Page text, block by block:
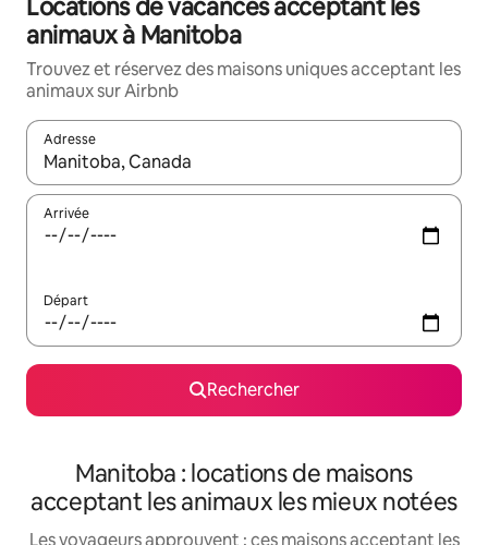
Locations de vacances acceptant les
animaux à Manitoba
Trouvez et réservez des maisons uniques acceptant les
animaux sur Airbnb
Adresse
Lorsque les résultats s'affichent, utilisez les flèches vers le
Arrivée
Départ
Rechercher
Manitoba : locations de maisons
acceptant les animaux les mieux notées
Les voyageurs approuvent : ces maisons acceptant les